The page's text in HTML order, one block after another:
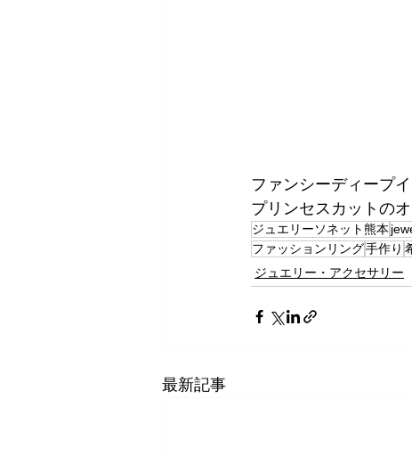
ファンシーディープ
プリンセスカットの
ジュエリーソネット熊本
ファッションリング手作り
ジュエリー・アクセサリー
最新記事